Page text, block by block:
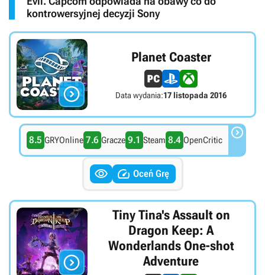
kontrowersyjnej decyzji Sony

Planet Coaster
Data wydania:17 listopada 2016
8.5 GRYOnline 7.6 Gracze 9.1 Steam 8.4 OpenCritic 
  Oceń Grę

Tiny Tina's Assault on
Dragon Keep: A
Wonderlands One-shot
Adventure